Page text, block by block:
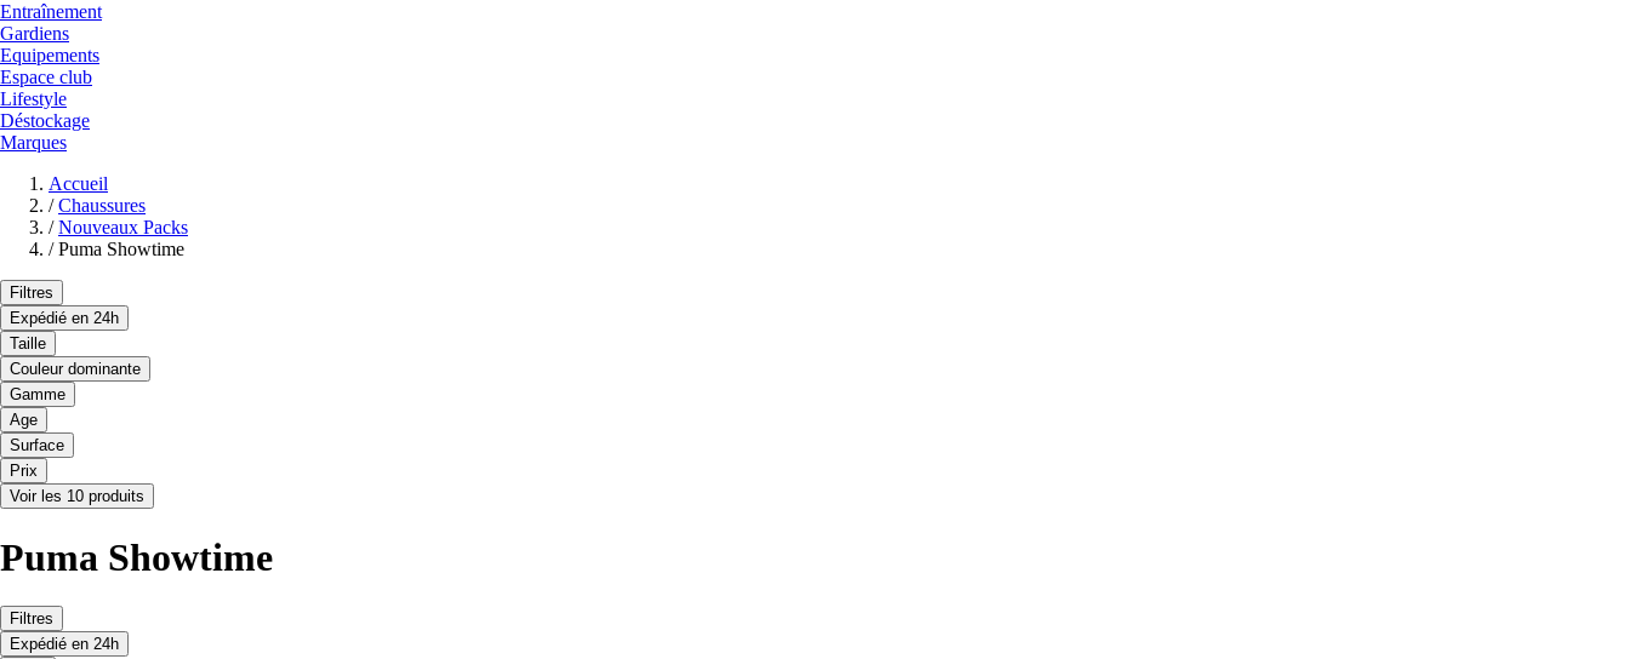
Entraînement
Gardiens
Equipements
Espace club
Lifestyle
Déstockage
Marques
Accueil
/ Chaussures
/ Nouveaux Packs
/ Puma Showtime
Filtres
Expédié en 24h
Taille
Couleur dominante
Gamme
Age
Surface
Prix
Voir les 10 produits
Puma Showtime
Filtres
Expédié en 24h